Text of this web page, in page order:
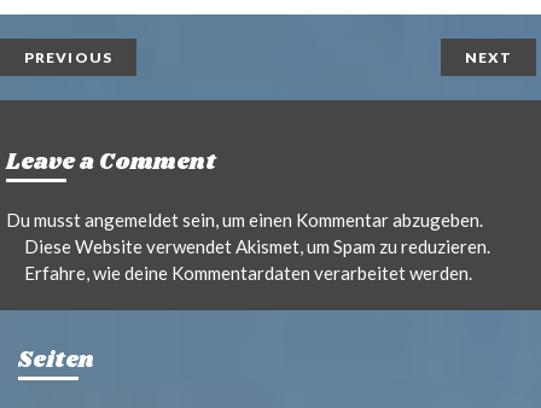
n
t
i
l
PREVIOUS NEXT
Leave a Comment
Du musstangemeldetsein, um einen Kommentar abzugeben.
Diese Website verwendet Akismet, um Spam zu reduzieren.
Erfahre, wie deine Kommentardaten verarbeitet werden.
Seiten